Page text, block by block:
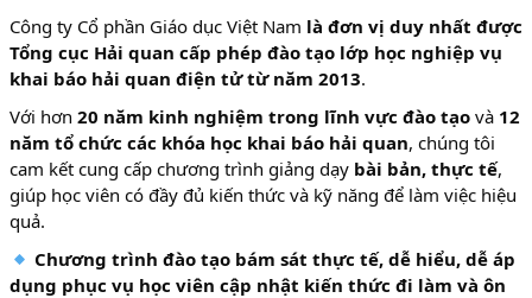
Công ty Cổ phần Giáo dục Việt Nam là đơn vị duy nhất được
Tổng cục Hải quan cấp phép đào tạo lớp học nghiệp vụ
khai báo hải quan điện tử từ năm 2013.
Với hơn 20 năm kinh nghiệm trong lĩnh vực đào tạo và 12
năm tổ chức các khóa học khai báo hải quan, chúng tôi
cam kết cung cấp chương trình giảng dạy bài bản, thực tế,
giúp học viên có đầy đủ kiến thức và kỹ năng để làm việc hiệu
quả.
Chương trình đào tạo bám sát thực tế, dễ hiểu, dễ áp
dụng phục vụ học viên cập nhật kiến thức đi làm và ôn